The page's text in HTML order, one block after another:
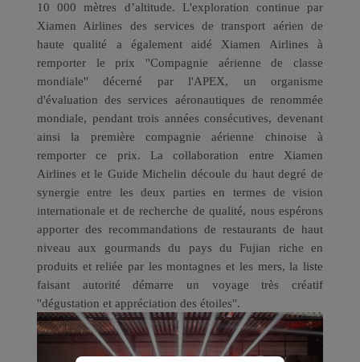
10 000 mètres d’altitude. L'exploration continue par
Xiamen Airlines des services de transport aérien de
haute qualité a également aidé Xiamen Airlines à
remporter le prix ''Compagnie aérienne de classe
mondiale'' décerné par l'APEX, un organisme
d'évaluation des services aéronautiques de renommée
mondiale, pendant trois années consécutives, devenant
ainsi la première compagnie aérienne chinoise à
remporter ce prix. La collaboration entre Xiamen
Airlines et le Guide Michelin découle du haut degré de
synergie entre les deux parties en termes de vision
internationale et de recherche de qualité, nous espérons
apporter des recommandations de restaurants de haut
niveau aux gourmands du pays du Fujian riche en
produits et reliée par les montagnes et les mers, la liste
faisant autorité démarre un voyage très créatif
''dégustation et appréciation des étoiles''.
et personnaliser les
offres présentées dans
nos publicités. En
utilisant ces cookies,
Xiamenair et des tiers
peuvent suivre votre
comportement sur
internet pour vous
proposer du contenu et
des publicités en lien
avec vos centres
d'intérêt.
En cliquant sur Accepter,
vous consentez à
l'utilisation de tous les
cookies marketing. Si
vous cliquez sur Refuser,
nous n'utiliserons aucun